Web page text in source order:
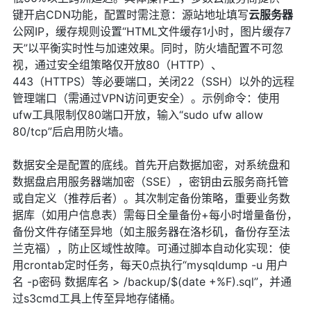
键开启CDN功能，配置时需注意：源站地址填写云服务器
公网IP，缓存规则设置“HTML文件缓存1小时，图片缓存7
天”以平衡实时性与加速效果。同时，防火墙配置不可忽
视，通过安全组策略仅开放80（HTTP）、
443（HTTPS）等必要端口，关闭22（SSH）以外的远程
管理端口（需通过VPN访问更安全）。示例命令：使用
ufw工具限制仅80端口开放，输入“sudo ufw allow
80/tcp”后启用防火墙。
数据安全是配置的底线。首先开启数据加密，对系统盘和
数据盘启用服务器端加密（SSE），密钥由云服务商托管
或自定义（推荐后者）。其次制定备份策略，重要业务数
据库（如用户信息表）需每日全量备份+每小时增量备份，
备份文件存储至异地（如主服务器在洛杉矶，备份存至法
兰克福），防止区域性故障。可通过脚本自动化实现：使
用crontab定时任务，每天0点执行“mysqldump -u 用户
名 -p密码 数据库名 > /backup/$(date +%F).sql”，并通
过s3cmd工具上传至异地存储桶。